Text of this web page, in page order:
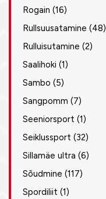
Rogain (16)
Rullsuusatamine (48)
Rulluisutamine (2)
Saalihoki (1)
Sambo (5)
Sangpomm (7)
Seeniorsport (1)
Seiklussport (32)
Sillamäe ultra (6)
Sõudmine (117)
Spordiliit (1)